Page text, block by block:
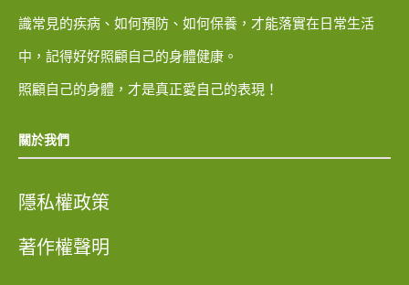
識常見的疾病、如何預防、如何保養，才能落實在日常生活
中，記得好好照顧自己的身體健康。
照顧自己的身體，才是真正愛自己的表現！
關於我們
隱私權政策
著作權聲明